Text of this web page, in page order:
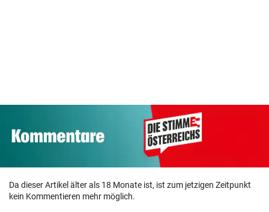
Da dieser Artikel älter als 18 Monate ist, ist zum jetzigen Zeitpunkt
kein Kommentieren mehr möglich.